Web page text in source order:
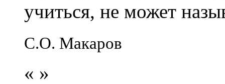
учиться, не может
С.О. Макаров
« »